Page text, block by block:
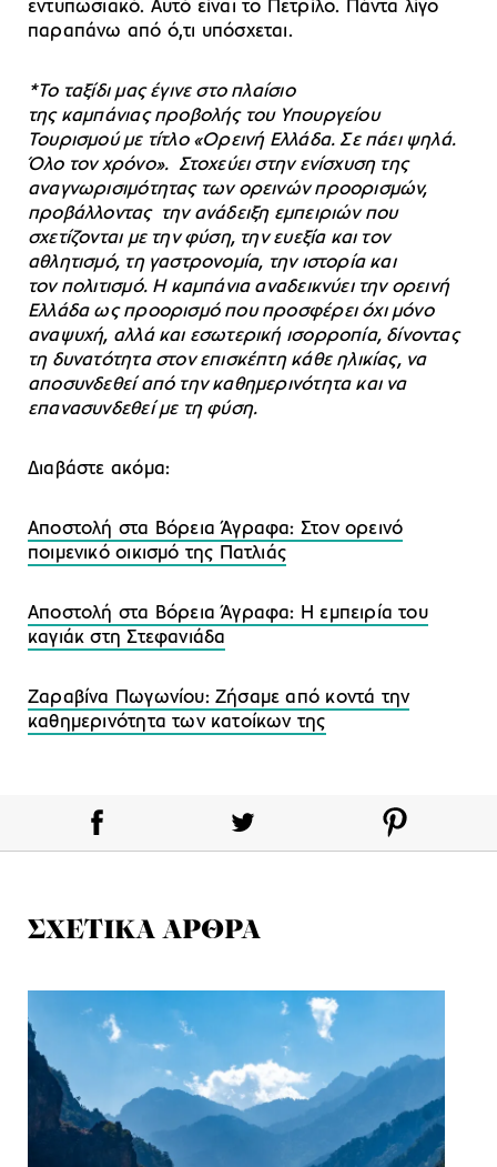
εντυπωσιακό. Αυτό είναι το Πετρίλο. Πάντα λίγο
παραπάνω από ό,τι υπόσχεται.
*Το ταξίδι μας έγινε στο πλαίσιο
της καμπάνιας προβολής του Υπουργείου
Τουρισμού με τίτλο «Ορεινή Ελλάδα. Σε πάει ψηλά.
Όλο τον χρόνο». Στοχεύει στην ενίσχυση της
αναγνωρισιμότητας των ορεινών προορισμών,
προβάλλοντας την ανάδειξη εμπειριών που
σχετίζονται με την φύση, την ευεξία και τον
αθλητισμό, τη γαστρονομία, την ιστορία και
τον πολιτισμό. H καμπάνια αναδεικνύει την ορεινή
Ελλάδα ως προορισμό που προσφέρει όχι μόνο
αναψυχή, αλλά και εσωτερική ισορροπία, δίνοντας
τη δυνατότητα στον επισκέπτη κάθε ηλικίας, να
αποσυνδεθεί από την καθημερινότητα και να
επανασυνδεθεί με τη φύση.
Διαβάστε ακόμα:
Αποστολή στα Βόρεια Άγραφα: Στον ορεινό
ποιμενικό οικισμό της Πατλιάς
Αποστολή στα Bόρεια Άγραφα: Η εμπειρία του
καγιάκ στη Στεφανιάδα
Ζαραβίνα Πωγωνίου: Ζήσαμε από κοντά την
καθημερινότητα των κατοίκων της
ΣΧΕΤΙΚΑ ΑΡΘΡΑ